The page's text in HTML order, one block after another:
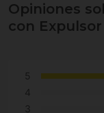
Opiniones
con
5
4
3